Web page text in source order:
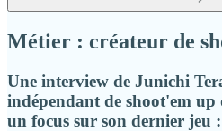
Métier : créateur de
Une interview de Junichi
indépendant de shoot'em up
un focus sur son dernier jeu